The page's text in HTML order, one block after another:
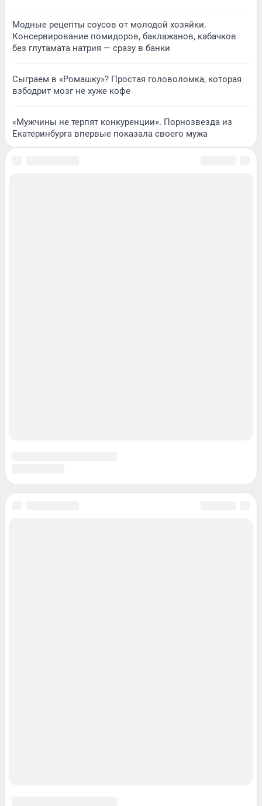
Модные рецепты соусов от молодой хозяйки.
Консервирование помидоров, баклажанов, кабачков
без глутамата натрия — сразу в банки
Сыграем в «Ромашку»? Простая головоломка, которая
взбодрит мозг не хуже кофе
«Мужчины не терпят конкуренции». Порнозвезда из
Екатеринбурга впервые показала своего мужа